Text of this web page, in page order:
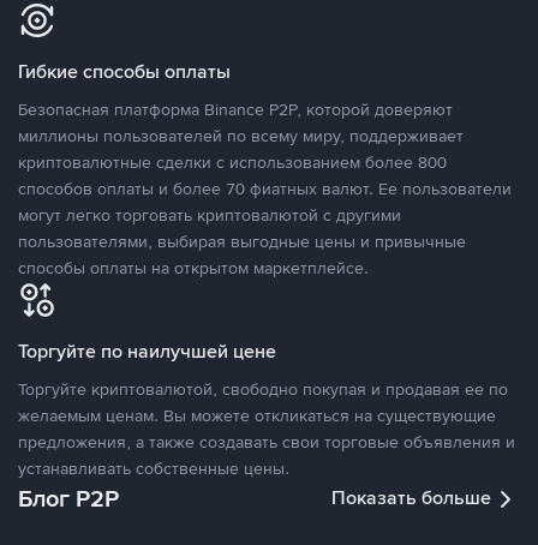
Гибкие способы оплаты
Безопасная платформа Binance P2P, которой доверяют
миллионы пользователей по всему миру, поддерживает
криптовалютные сделки с использованием более 800
способов оплаты и более 70 фиатных валют. Ее пользователи
могут легко торговать криптовалютой с другими
пользователями, выбирая выгодные цены и привычные
способы оплаты на открытом маркетплейсе.
Торгуйте по наилучшей цене
Торгуйте криптовалютой, свободно покупая и продавая ее по
желаемым ценам. Вы можете откликаться на существующие
предложения, а также создавать свои торговые объявления и
устанавливать собственные цены.
Блог P2P Показать больше